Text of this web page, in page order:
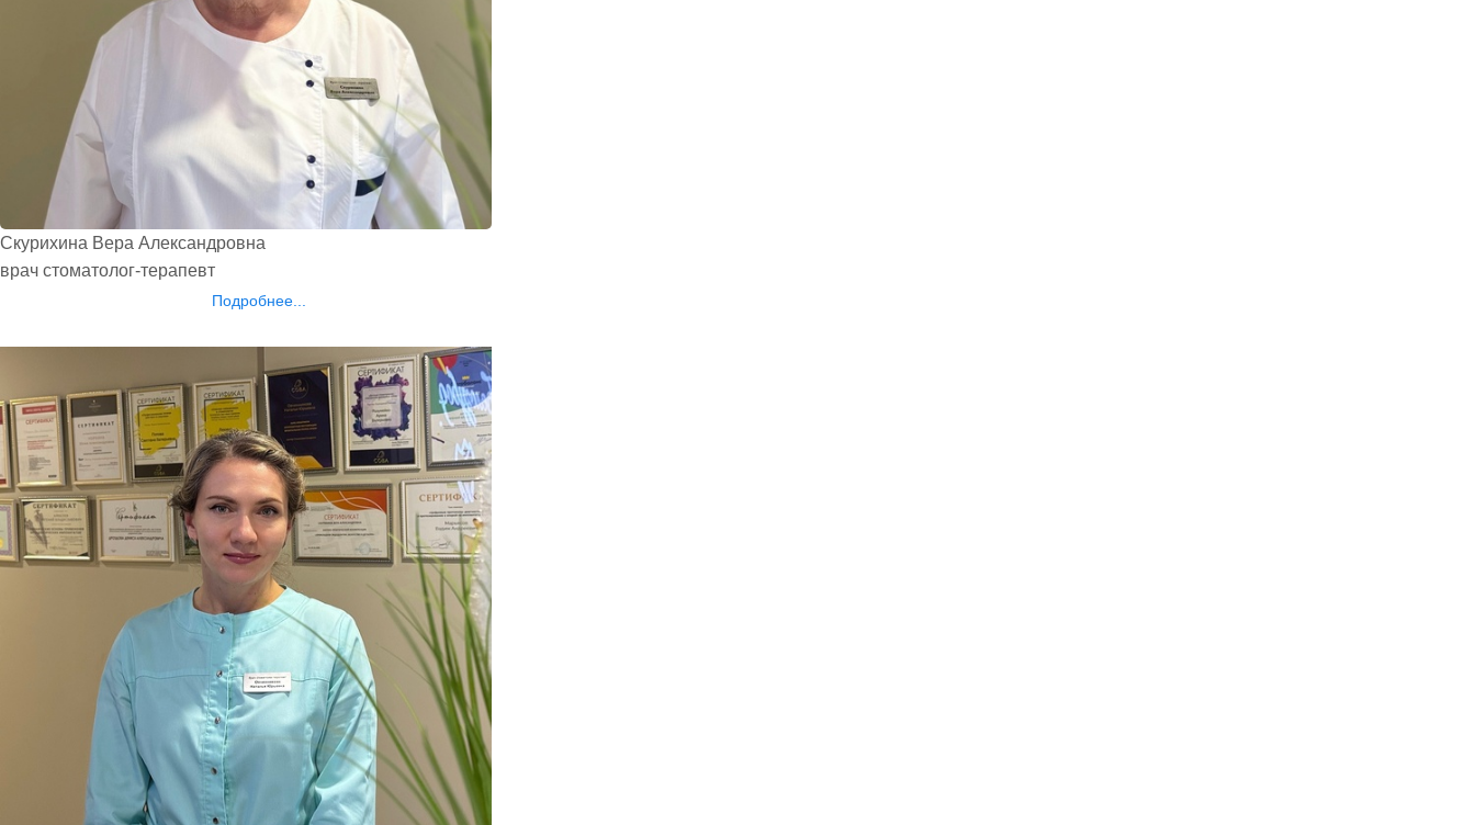
Скурихина Вера Александровна
врач стоматолог-терапевт
Подробнее...